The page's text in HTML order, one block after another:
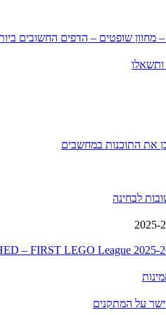
שופטים – הדפים החשובים
את התוכנות במחשבים
לבחינה
על המתקנים